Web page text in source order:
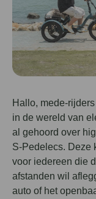
Hallo, mede-
in de wereld van
al gehoord over
S-Pedelecs. Deze
voor iedereen die
afstanden wil
auto of het